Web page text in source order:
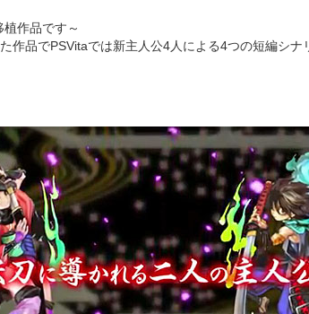
作品です～
作品でPSVitaでは新主人公4人による4つの短編シ